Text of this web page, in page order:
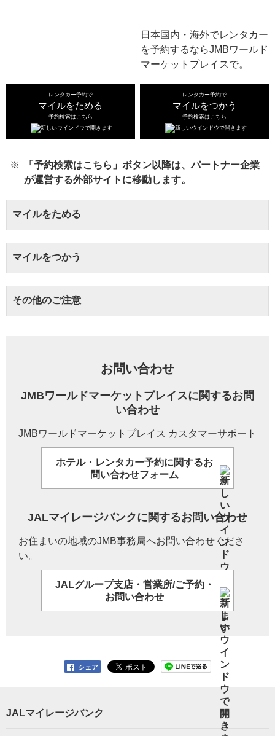
日本国内・海外でレンタカー
を予約するならJMBワールド
マーケットプレイスで。
レンタカー予約で
マイルをためる
予約検索はこちら
レンタカー予約で
マイルをつかう
予約検索はこちら
「予約検索はこちら」ボタン以降は、パートナー企業
が運営する外部サイトに移動します。
マイルをためる
マイルをつかう
その他のご注意
お問い合わせ
JMBワールドマーケットプレイスに関するお問
い合わせ
JMBワールドマーケットプレイス カスタマーサポート
ホテル・レンタカー予約に関するお
問い合わせフォーム
JALマイレージバンクに関するお問い合わせ
お住まいの地域のJMB事務局へお問い合わせくださ
い。
JALグループ支店・営業所/ご予約・
お問い合わせ
シェア
JALマイレージバンク